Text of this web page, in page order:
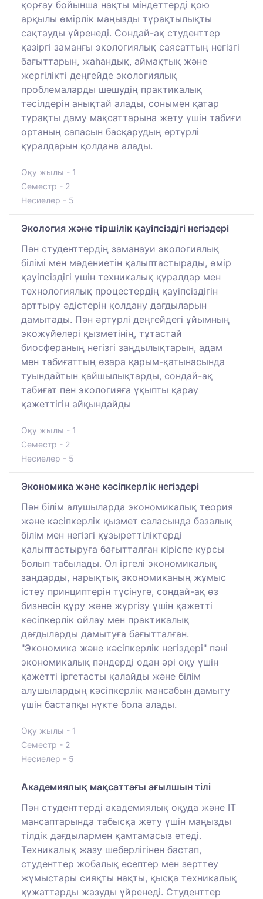
қорғау бойынша нақты міндеттерді қою
арқылы өмірлік маңызды тұрақтылықты
сақтауды үйренеді. Сондай-ақ студенттер
қазіргі заманғы экологиялық саясаттың негізгі
бағыттарын, жаһандық, аймақтық және
жергілікті деңгейде экологиялық
проблемаларды шешудің практикалық
тәсілдерін анықтай алады, сонымен қатар
тұрақты даму мақсаттарына жету үшін табиғи
ортаның сапасын басқарудың әртүрлі
құралдарын қолдана алады.
Оқу жылы - 1
Семестр - 2
Несиелер - 5
Экология және тіршілік қауіпсіздігі негіздері
Пән студенттердің заманауи экологиялық
білімі мен мәдениетін қалыптастырады, өмір
қауіпсіздігі үшін техникалық құралдар мен
технологиялық процестердің қауіпсіздігін
арттыру әдістерін қолдану дағдыларын
дамытады. Пән әртүрлі деңгейдегі ұйымның
экожүйелері қызметінің, тұтастай
биосфераның негізгі заңдылықтарын, адам
мен табиғаттың өзара қарым-қатынасында
туындайтын қайшылықтарды, сондай-ақ
табиғат пен экологияға ұқыпты қарау
қажеттігін айқындайды
Оқу жылы - 1
Семестр - 2
Несиелер - 5
Экономика және кәсіпкерлік негіздері
Пән білім алушыларда экономикалық теория
және кәсіпкерлік қызмет саласында базалық
білім мен негізгі құзыреттіліктерді
қалыптастыруға бағытталған кіріспе курсы
болып табылады. Ол іргелі экономикалық
заңдарды, нарықтық экономиканың жұмыс
істеу принциптерін түсінуге, сондай-ақ өз
бизнесін құру және жүргізу үшін қажетті
кәсіпкерлік ойлау мен практикалық
дағдыларды дамытуға бағытталған.
"Экономика және кәсіпкерлік негіздері" пәні
экономикалық пәндерді одан әрі оқу үшін
қажетті іргетасты қалайды және білім
алушылардың кәсіпкерлік мансабын дамыту
үшін бастапқы нүкте бола алады.
Оқу жылы - 1
Семестр - 2
Несиелер - 5
Академиялық мақсаттағы ағылшын тілі
Пән студенттерді академиялық оқуда және IT
мансаптарында табысқа жету үшін маңызды
тілдік дағдылармен қамтамасыз етеді.
Техникалық жазу шеберлігінен бастап,
студенттер жобалық есептер мен зерттеу
жұмыстары сияқты нақты, қысқа техникалық
құжаттарды жазуды үйренеді. Студенттер